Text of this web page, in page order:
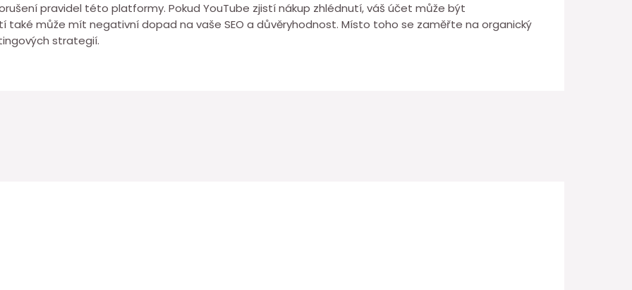
pravidel této platformy. Pokud YouTube zjistí nákup zhlédnutí, váš účet může být
také může mít negativní dopad na vaše SEO a důvěryhodnost. Místo toho se zaměřte na organický
strategií.